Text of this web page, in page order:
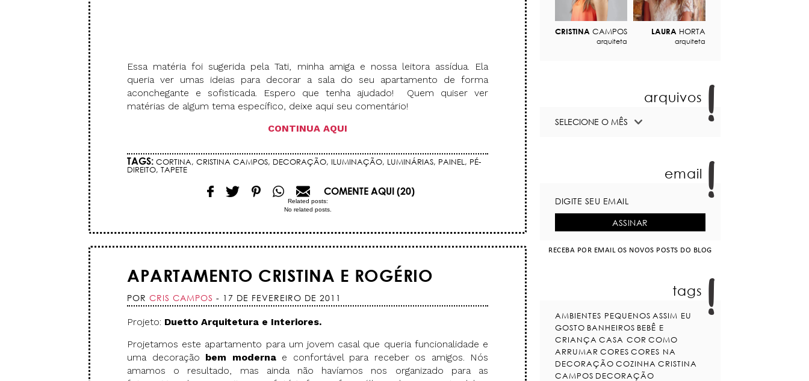
Essa matéria foi sugerida pela Tati, minha amiga e nossa leitora assídua. Ela
queria ver umas ideias para decorar a sala do seu apartamento de forma
aconchegante e sofisticada. Espero que tenha ajudado! Quem quiser ver
matérias de algum tema específico, deixe aqui seu comentário!
CONTINUA AQUI
TAGS: CORTINA, CRISTINA CAMPOS, DECORAÇÃO, ILUMINAÇÃO, LUMINÁRIAS, PAINEL , PÉ-
DIREITO, TAPETE
COMENTE AQUI (20)
Related posts:
No related posts.
APARTAMENTO CRISTINA E ROGÉRIO
POR CRIS CAMPOS - 17 DE FEVEREIRO DE 2011
Projeto: Duetto Arquitetura e Interiores.
Projetamos este apartamento para um jovem casal que queria funcionalidade e
uma decoração bem modernae confortável para receber os amigos. Nós
amamos o resultado, mas ainda não havíamos nos organizado para as
CRISTINA CAMPOS
arquiteta
LAURA HORTA
arquiteta
arquivos
email
RECEBA POR EMAIL OS NOVOS POSTS DO BLOG
tags
AMBIENTES PEQUENOS ASSIM EU
GOSTO BANHEIROS BEBÊ E
CRIANÇA CASA COR COMO
ARRUMAR CORES CORES NA
DECORAÇÃO COZINHA CRISTINA
CAMPOS DECORAÇÃO